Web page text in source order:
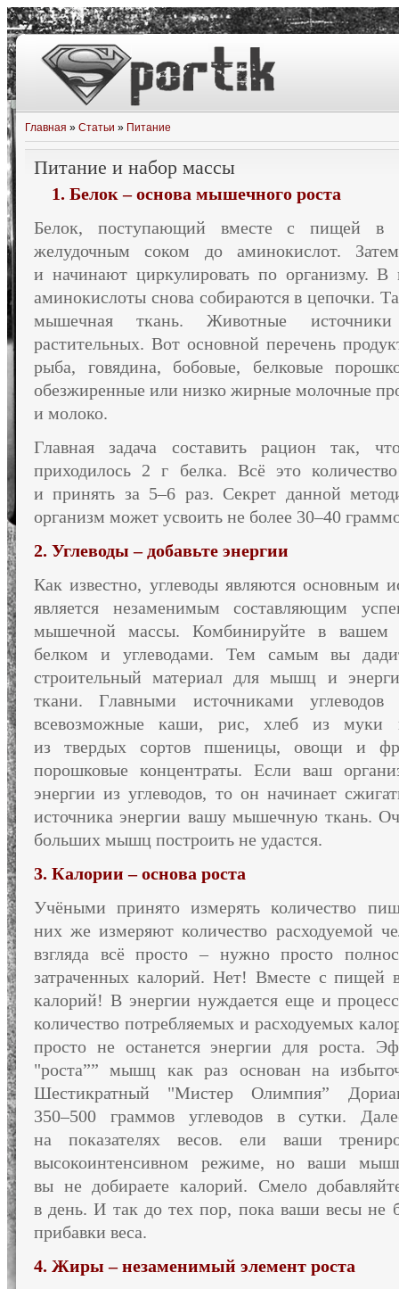
Главная » Статьи » Питание
Питание и набор массы
1. Белок – основа мышечного роста
Белок, поступающий вместес пищей
в
желудочным соком до аминокислот.
и начинаютциркулировать по организму.В
аминокислоты снова собираютсяв цепочки.
мышечная ткань. Животные источники
растительных. Вот основной перечень
рыба, говядина, бобовые, белковые
обезжиренные или низко жирные молочные
и молоко.
Главная задача составить рацион так,
приходилось 2 г белка. Всё это
и принять за 5–6 раз. Секрет данной
организм может усвоить не более 30–40
2. Углеводы – добавьте энергии
Как известно, углеводы являются основным
является незаменимым составляющим
мышечной массы. Комбинируйтев вашем
белком и углеводами. Тем самым
вы
строительный материал для мышц и
ткани. Главными источниками углеводов
всевозможные каши, рис, хлеб из муки
из твердых сортов пшеницы, овощи и
порошковые концентраты. Если ваш
энергиииз углеводов, то он начинает
источника энергии вашу мышечную ткань.
больших мышц построить не удастся.
3. Калории – основа роста
Учёными принято измерять количество
них же измеряют количество расходуемой
взгляда всё просто – нужно просто
затраченных калорий. Нет! Вместе с пищей
калорий! В энергии нуждается еще и процесс
количество потребляемых и расходуемых
просто не останетсяэнергии для роста.
"роста”” мышц как раз основан на
Шестикратный "Мистер Олимпия”
350–500 граммовуглеводов в сутки.
на показателях весов. ели ваши
высокоинтенсивном режиме,но ваши
вы не добираете калорий. Смело
в день. И так до тех пор, пока ваши весыне
прибавки веса.
4. Жиры –незаменимый элемент роста